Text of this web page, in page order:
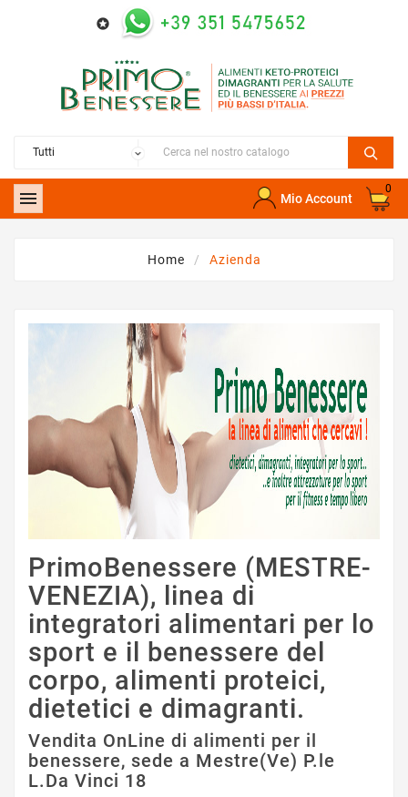

 Mio Account
0
Home Azienda
PrimoBenessere (MESTRE-
VENEZIA), linea di
integratori alimentari per lo
sport e il benessere del
corpo, alimenti proteici,
dietetici e dimagranti.
Vendita OnLine di alimenti per il
benessere, sede a Mestre(Ve) P.le
L.Da Vinci 18